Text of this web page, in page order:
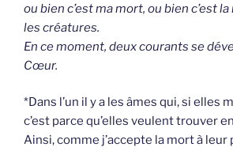
ou bien c’est ma mort, ou bien c’est
les créatures.
En ce moment, deux courants se
Cœur.
*Dans l’un il y a les âmes qui, si elles
c’est parce qu’elles veulent trouver
Ainsi, comme j’accepte la mort à leur